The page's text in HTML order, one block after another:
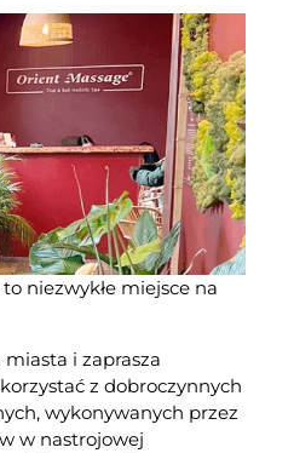
niezwykłe miejsce na
i zaprasza
z dobroczynnych
wykonywanych przez
w nastrojowej